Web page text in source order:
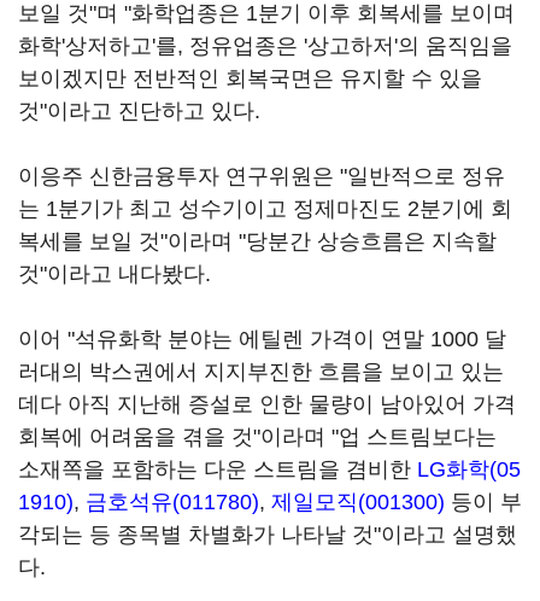
보일 것"며 "화학업종은 1분기 이후 회복세를 보이며
화학'상저하고'를, 정유업종은 '상고하저'의 움직임을
보이겠지만 전반적인 회복국면은 유지할 수 있을
것"이라고 진단하고 있다.
이응주 신한금융투자 연구위원은 "일반적으로 정유
는 1분기가 최고 성수기이고 정제마진도 2분기에 회
복세를 보일 것"이라며 "당분간 상승흐름은 지속할
것"이라고 내다봤다.
이어 "석유화학 분야는 에틸렌 가격이 연말 1000 달
러대의 박스권에서 지지부진한 흐름을 보이고 있는
데다 아직 지난해 증설로 인한 물량이 남아있어 가격
회복에 어려움을 겪을 것"이라며 "업 스트림보다는
소재쪽을 포함하는 다운 스트림을 겸비한 LG화학(05
1910), 금호석유(011780), 제일모직(001300) 등이 부
각되는 등 종목별 차별화가 나타날 것"이라고 설명했
다.